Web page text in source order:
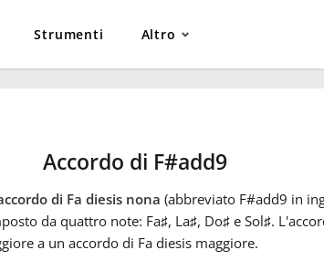
Strumenti Altro
Accordo di F#add9
di Fa diesis nona (abbreviato F#add9 in
da quattro note: Fa♯, La♯, Do♯e Sol♯.
a un accordo di Fa diesis maggiore.